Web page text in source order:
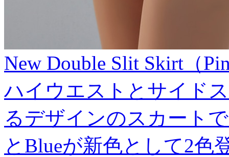
New Double Slit Skirt（
ハイウエストとサイド
るデザインのスカート
とBlueが新色として2色